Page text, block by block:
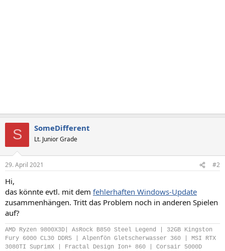
S SomeDifferent
Lt. Junior Grade
29. April 2021 #2
Hi,
das könnte evtl. mit dem fehlerhaften Windows-Update
zusammenhängen. Tritt das Problem noch in anderen Spielen
auf?
AMD Ryzen 9800X3D| AsRock B850 Steel Legend | 32GB Kingston
Fury 6000 CL30 DDR5 | Alpenfön Gletscherwasser 360 | MSI RTX
3080TI SuprimX | Fractal Design Ion+ 860 | Corsair 5000D